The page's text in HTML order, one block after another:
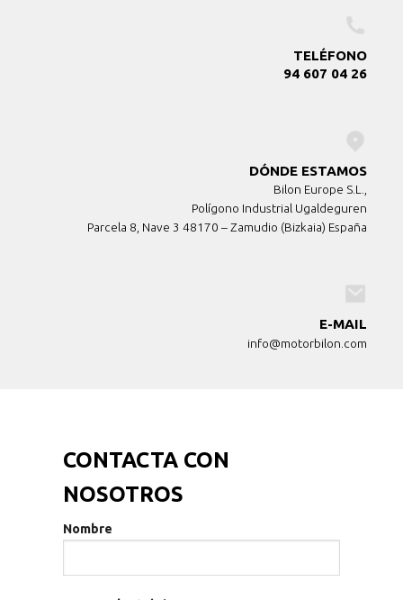
TELÉFONO
94 607 04 26
DÓNDE ESTAMOS
Bilon Europe S.L.,
Polígono Industrial Ugaldeguren
Parcela 8, Nave 3 48170 – Zamudio (Bizkaia) España
E-MAIL
info@motorbilon.com
CONTACTA CON
NOSOTROS
Nombre